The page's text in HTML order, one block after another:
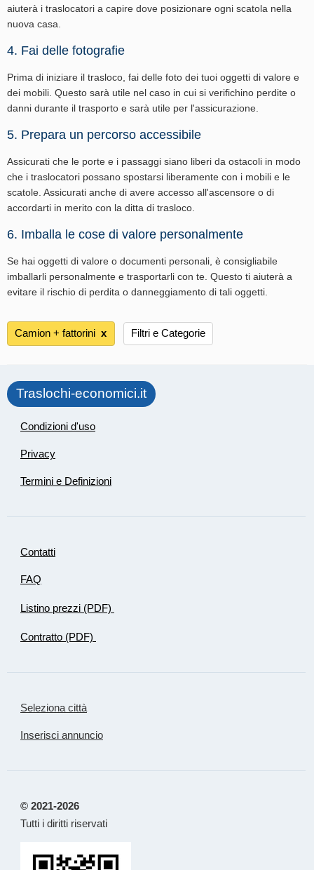
aiuterà i traslocatori a capire dove posizionare ogni scatola nella
nuova casa.
4. Fai delle fotografie
Prima di iniziare il trasloco, fai delle foto dei tuoi oggetti di valore e
dei mobili. Questo sarà utile nel caso in cui si verifichino perdite o
danni durante il trasporto e sarà utile per l'assicurazione.
5. Prepara un percorso accessibile
Assicurati che le porte e i passaggi siano liberi da ostacoli in modo
che i traslocatori possano spostarsi liberamente con i mobili e le
scatole. Assicurati anche di avere accesso all'ascensore o di
accordarti in merito con la ditta di trasloco.
6. Imballa le cose di valore personalmente
Se hai oggetti di valore o documenti personali, è consigliabile
imballarli personalmente e trasportarli con te. Questo ti aiuterà a
evitare il rischio di perdita o danneggiamento di tali oggetti.
Camion + fattorini х Filtri e Categorie
Traslochi-economici.it
Condizioni d'uso
Privacy
Termini e Definizioni
Contatti
FAQ
Listino prezzi (PDF)
Contratto (PDF)
Seleziona città
Inserisci annuncio
© 2021-2026
Tutti i diritti riservati